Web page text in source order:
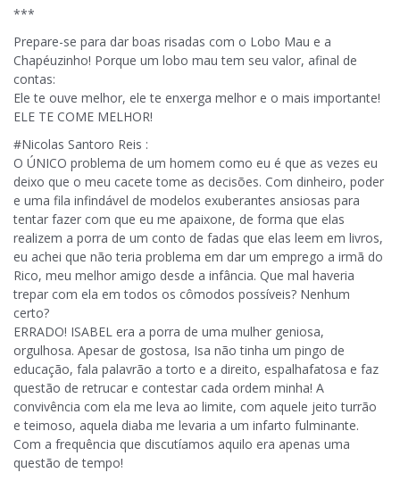
***
Prepare-se para dar boas risadas com o Lobo Mau e a
Chapéuzinho! Porque um lobo mau tem seu valor, afinal de
contas:
Ele te ouve melhor, ele te enxerga melhor e o mais importante!
ELE TE COME MELHOR!
#Nicolas Santoro Reis :
O ÚNICO problema de um homem como eu é que as vezes eu
deixo que o meu cacete tome as decisões. Com dinheiro, poder
e uma fila infindável de modelos exuberantes ansiosas para
tentar fazer com que eu me apaixone, de forma que elas
realizem a porra de um conto de fadas que elas leem em livros,
eu achei que não teria problema em dar um emprego a irmã do
Rico, meu melhor amigo desde a infância. Que mal haveria
trepar com ela em todos os cômodos possíveis? Nenhum
certo?
ERRADO! ISABEL era a porra de uma mulher geniosa,
orgulhosa. Apesar de gostosa, Isa não tinha um pingo de
educação, fala palavrão a torto e a direito, espalhafatosa e faz
questão de retrucar e contestar cada ordem minha! A
convivência com ela me leva ao limite, com aquele jeito turrão
e teimoso, aquela diaba me levaria a um infarto fulminante.
Com a frequência que discutíamos aquilo era apenas uma
questão de tempo!